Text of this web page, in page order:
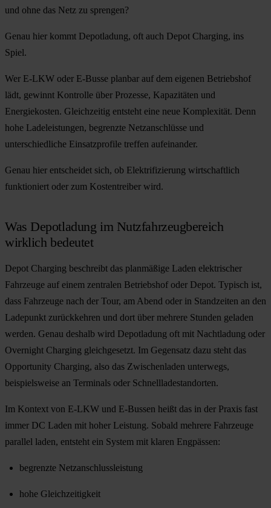
und ohne das Netz zu sprengen?
Genau hier kommt Depotladung, oft auch Depot Charging, ins
Spiel.
Wer E-LKW oder E-Busse planbar auf dem eigenen Betriebshof
lädt, gewinnt Kontrolle über Prozesse, Kapazitäten und
Energiekosten. Gleichzeitig entsteht eine neue Komplexität. Denn
hohe Ladeleistungen, begrenzte Netzanschlüsse und
unterschiedliche Einsatzprofile treffen aufeinander.
Genau hier entscheidet sich, ob Elektrifizierung wirtschaftlich
funktioniert oder zum Kostentreiber wird.
Was Depotladung im Nutzfahrzeugbereich
wirklich bedeutet
Depot Charging beschreibt das planmäßige Laden elektrischer
Fahrzeuge auf einem zentralen Betriebshof oder Depot. Typisch ist,
dass Fahrzeuge nach der Tour, am Abend oder in Standzeiten an den
Ladepunkt zurückkehren und dort über mehrere Stunden geladen
werden. Genau deshalb wird Depotladung oft mit Nachtladung oder
Overnight Charging gleichgesetzt. Im Gegensatz dazu steht das
Opportunity Charging, also das Zwischenladen unterwegs,
beispielsweise an Terminals oder Schnellladestandorten.
Im Kontext von E-LKW und E-Bussen heißt das in der Praxis fast
immer DC Laden mit hoher Leistung. Sobald mehrere Fahrzeuge
parallel laden, entsteht ein System mit klaren Engpässen:
begrenzte Netzanschlussleistung
hohe Gleichzeitigkeit